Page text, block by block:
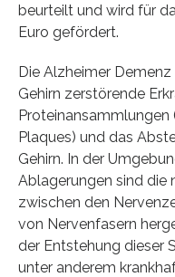
beurteilt und wird für
Euro gefördert.
Die Alzheimer
Gehirn zerstörende
Plaques) und das
Gehirn. In der
Ablagerungen sind die
zwischen den
von Nervenfasern
der Entstehung dieser
unter anderem